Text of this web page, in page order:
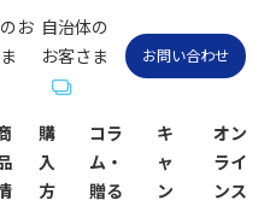
購
入
方
コラ
ム・
贈る
キ
ャ
ン
オン
ライ
ンス
お 自治体の
お客さま
お問い合わせ